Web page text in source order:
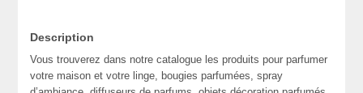
Description
Vous trouverez dans notre catalogue les produits pour parfumer
votre maison et votre linge, bougies parfumées, spray